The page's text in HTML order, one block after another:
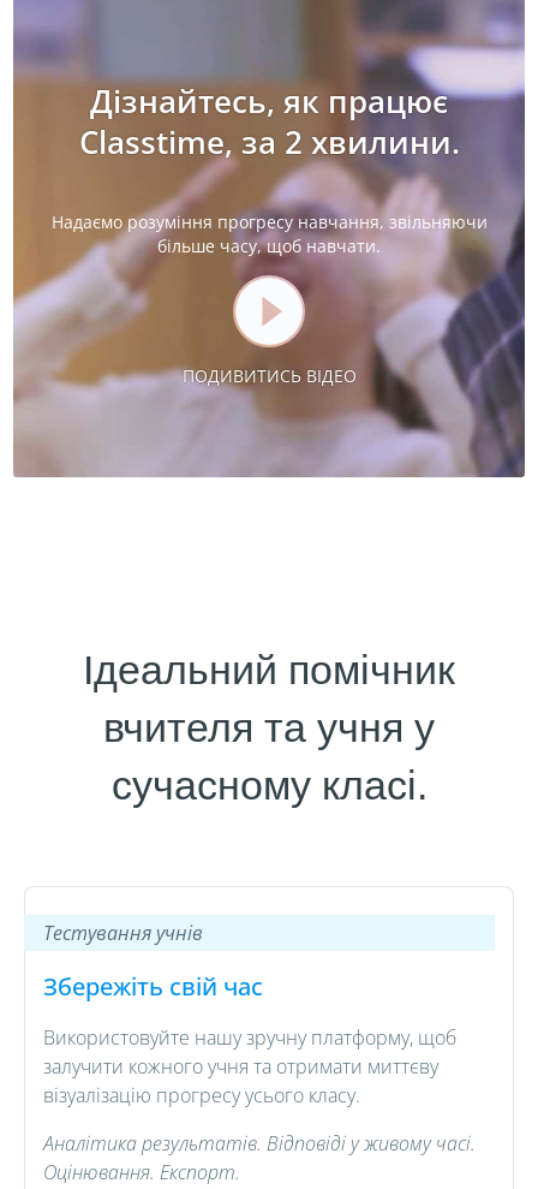
Дізнайтесь, як працює
Classtime, за 2 хвилини.
Надаємо розуміння прогресу навчання, звільняючи
більше часу, щоб навчати.
ПОДИВИТИСЬ ВІДЕО
Ідеальний помічник
вчителя та учня у
сучасному класі.
Тестування учнів
Збережіть свій час
Використовуйте нашу зручну платформу, щоб
залучити кожного учня та отримати миттєву
візуалізацію прогресу усього класу.
Аналітика результатів. Відповіді у живому часі.
Оцінювання. Експорт.